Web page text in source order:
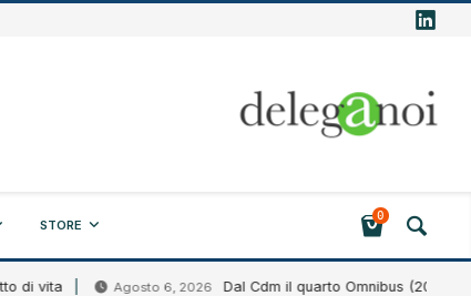
STORE
0
Agosto 6, 2026 Dal Cdm il quarto Omnibus (2026)